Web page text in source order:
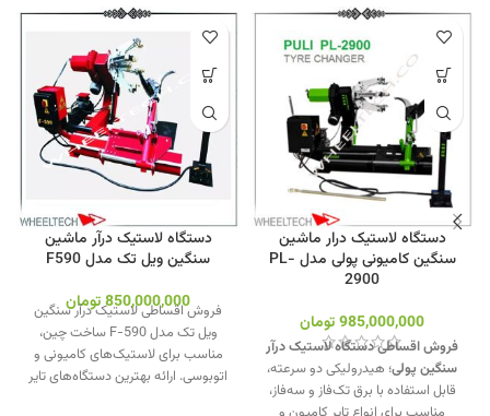
دستگاه لاستیک درار ماشین
سنگین کامیونی پولی مدل PL-
2900
985,000,000تومان
فروش اقساطی دستگاه لاستیک درآر
سنگین پولی؛ هیدرولیکی دو سرعته،
قابل استفاده با برق تک‌فاز و سه‌فاز،
دستگاه لاستیک درآر ماشین
سنگین ویل تک مدل F590
850,000,000تومان
فروش اقساطی لاستیک درآر سنگین
ویل تک مدل F-590 ساخت چین،
مناسب برای لاستیک‌های کامیونی و
اتوبوسی. ارائه بهترین دستگاه‌های تایر